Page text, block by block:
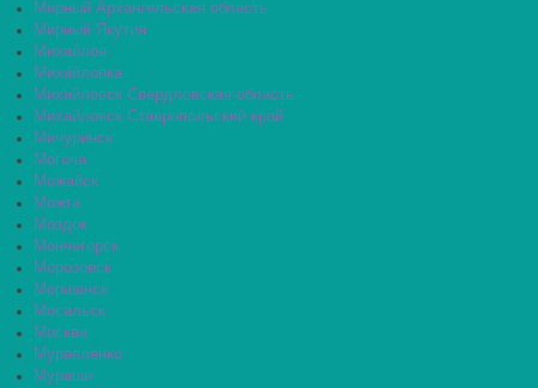
Мирный Архангельская область
Мирный Якутия
Михайлов
Михайловка
Михайловск Свердловская область
Михайловск Ставропольский край
Мичуринск
Могоча
Можайск
Можга
Моздок
Мончегорск
Морозовск
Моршанск
Мосальск
Москва
Муравленко
Мураши